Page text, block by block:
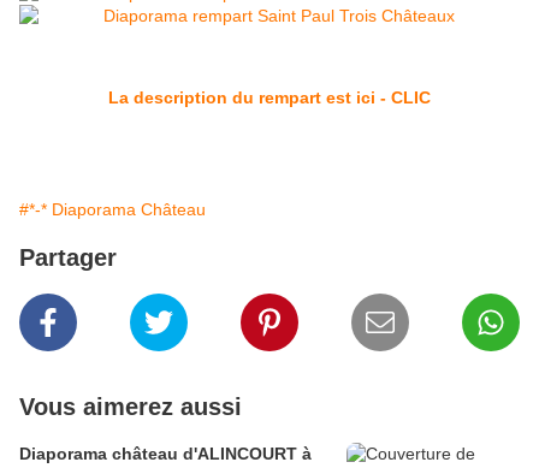
La description du rempart est ici - CLIC
#*-* Diaporama Château
Partager
Vous aimerez aussi
Diaporama château d'ALINCOURT à